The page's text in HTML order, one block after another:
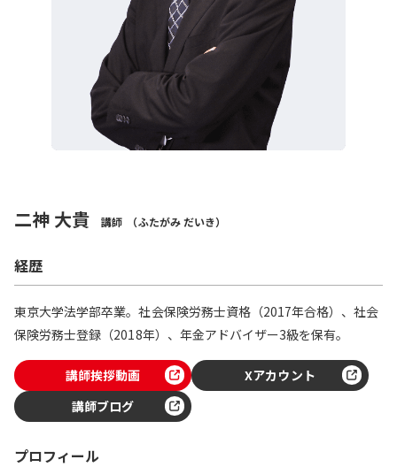
二神 大貴 講師 （ふたがみ だいき）
経歴
東京大学法学部卒業。社会保険労務士資格（2017年合格）、社会
保険労務士登録（2018年）、年金アドバイザー3級を保有。
講師挨拶動画
Xアカウント
講師ブログ
プロフィール